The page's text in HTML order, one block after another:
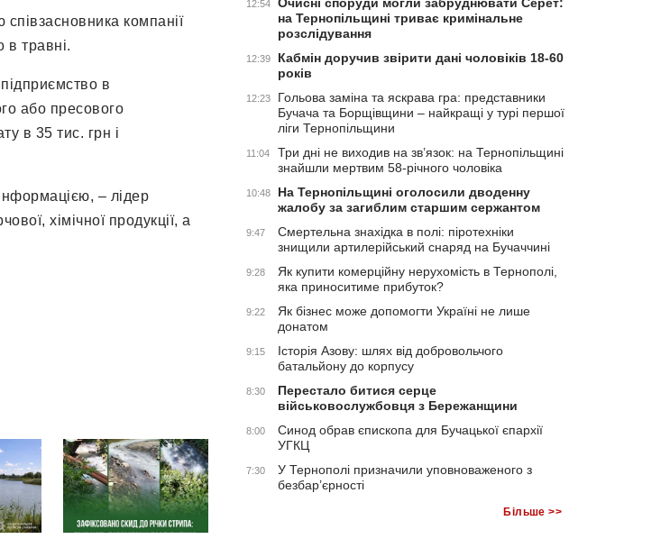
компанії
в травні.
в
або пресового
в 35 тис. грн і
– лідер
хімічної продукції, а
12:54
на Тернопільщині триває кримінальне
розслідування
12:39
Кабмін доручив звірити дані чоловіків 18-60
років
12:23
Гольова заміна та яскрава гра: представники
Бучача та Борщівщини – найкращі у турі першої
ліги Тернопільщини
11:04
Три дні не виходив на зв’язок: на Тернопільщині
знайшли мертвим 58-річного чоловіка
10:48
На Тернопільщині оголосили дводенну
жалобу за загиблим старшим сержантом
9:47
Смертельна знахідка в полі: піротехніки
знищили артилерійський снаряд на Бучаччині
9:28
Як купити комерційну нерухомість в Тернополі,
яка приноситиме прибуток?
9:22
Як бізнес може допомогти Україні не лише
донатом
9:15
Історія Азову: шлях від добровольчого
батальйону до корпусу
8:30
Перестало битися серце
військовослужбовця з Бережанщини
8:00
Синод обрав єпископа для Бучацької єпархії
УГКЦ
7:30
У Тернополі призначили уповноваженого з
безбар’єрності
Більше >>